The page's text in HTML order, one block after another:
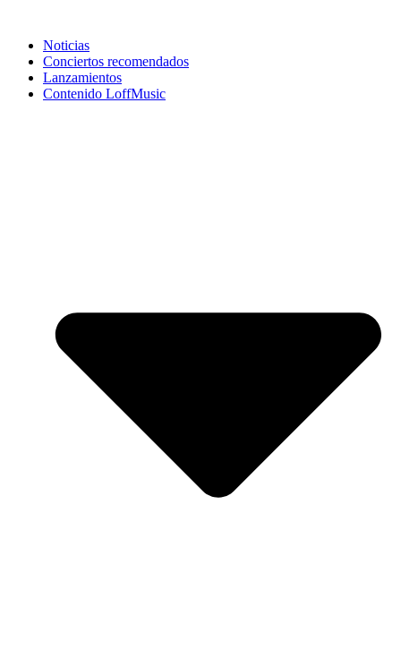
Noticias
Conciertos recomendados
Lanzamientos
Contenido LoffMusic